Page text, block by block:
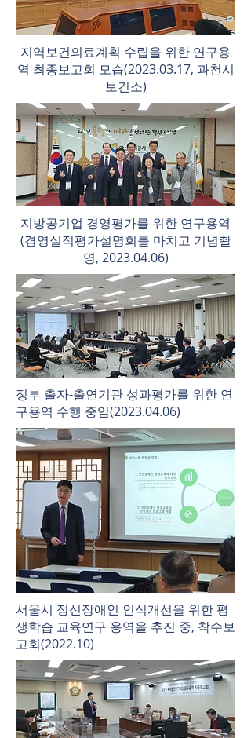
지역보건의료계획 수립을 위한 연구용
역 최종보고회 모습(2023.03.17, 과천시
보건소)
​지방공기업 경영평가를 위한 연구용역
(경영실적평가설명회를 마치고 기념촬
영, 2023.04.06)
​정부 출자-출연기관 성과평가를 위한 연
구용역 수행 중임(2023.04.06)
​서울시 정신장애인 인식개선을 위한 평
생학습 교육연구 용역을 추진 중, 착수보
고회(2022.10)